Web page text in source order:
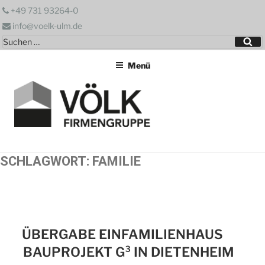
Zum
springen
+49 731 93264-0
info@voelk-ulm.de
Suchen
nach:
Menü
SCHLAGWORT: FAMILIE
ÜBERGABE EINFAMILIENHAUS
BAUPROJEKT G³ IN DIETENHEIM